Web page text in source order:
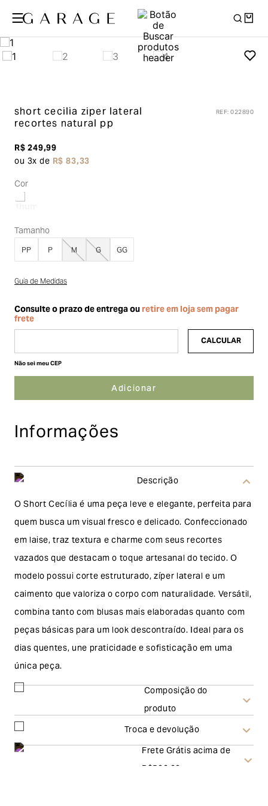
short cecilia ziper lateral
recortes natural pp
REF:022890
R$249,99
ou 3x de R$83,33
Cor
Tamanho
PP P M G GG
Guia de Medidas
Não sei meu CEP
Informações
Descrição
O Short Cecília é uma peça leve e elegante, perfeita para
quem busca um visual fresco e delicado. Confeccionado
em laise, traz textura e charme com seus recortes
vazados que destacam o toque artesanal do tecido. O
modelo possui corte estruturado, zíper lateral e um
caimento que valoriza o corpo com naturalidade. Versátil,
combina tanto com blusas mais elaboradas quanto com
peças básicas para um look descontraído. Ideal para os
dias quentes, une praticidade e sofisticação em uma
única peça.
Composição do
produto
Troca e devolução
Frete Grátis acima de
R$500,00